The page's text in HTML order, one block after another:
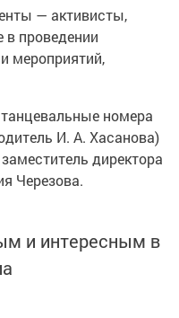
— активисты,
в проведении
мероприятий,
номера
И. А. Хасанова)
директора
Черезова.
и интересным в